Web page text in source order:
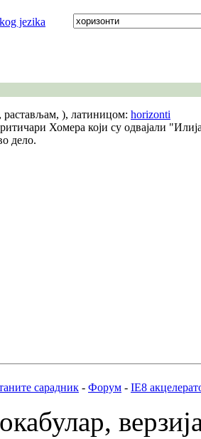
растављам, ), латиницом: horizonti
Хомера који су одвајали
дело.
сарадник - Форум - IE8